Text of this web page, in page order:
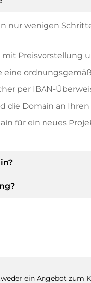
nur wenigen
Preisvorstellung
eine
per IBAN-
die Domain an
für ein neues
Ihnen die
ein Angebot zum